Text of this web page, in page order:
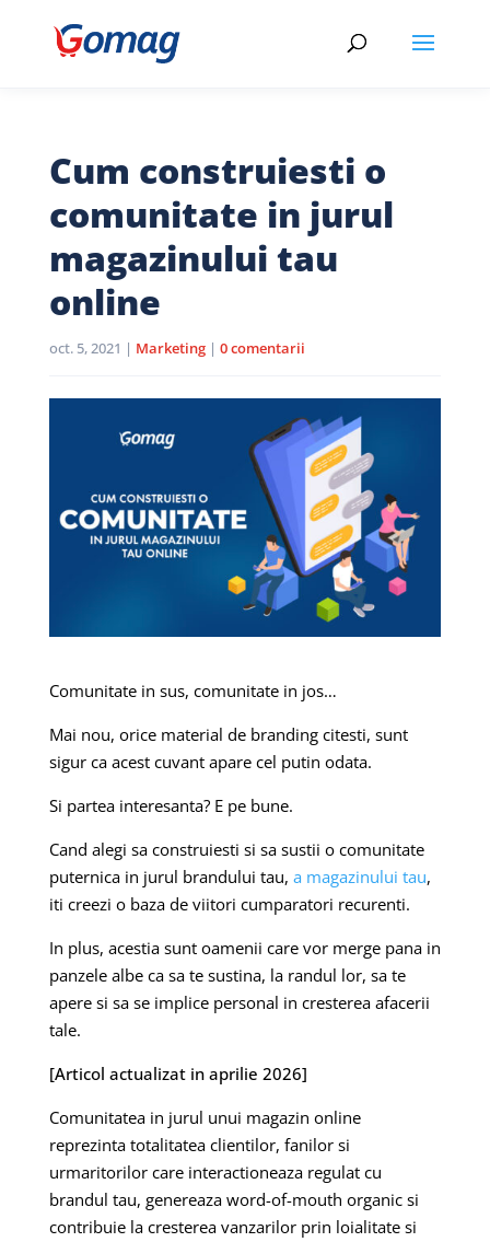
Cum construiesti o
comunitate in jurul
magazinului tau
online
oct. 5, 2021 | Marketing| 0 comentarii
Comunitate in sus, comunitate in jos…
Mai nou, orice material de branding citesti, sunt
sigur ca acest cuvant apare cel putin odata.
Si partea interesanta? E pe bune.
Cand alegi sa construiesti si sa sustii o comunitate
puternica in jurul brandului tau, a magazinului tau,
iti creezi o baza de viitori cumparatori recurenti.
In plus, acestia sunt oamenii care vor merge pana in
panzele albe ca sa te sustina, la randul lor, sa te
apere si sa se implice personal in cresterea afacerii
tale.
[Articol actualizat in aprilie 2026]
Comunitatea in jurul unui magazin online
reprezinta totalitatea clientilor, fanilor si
urmaritorilor care interactioneaza regulat cu
brandul tau, genereaza word-of-mouth organic si
contribuie la cresterea vanzarilor prin loialitate si